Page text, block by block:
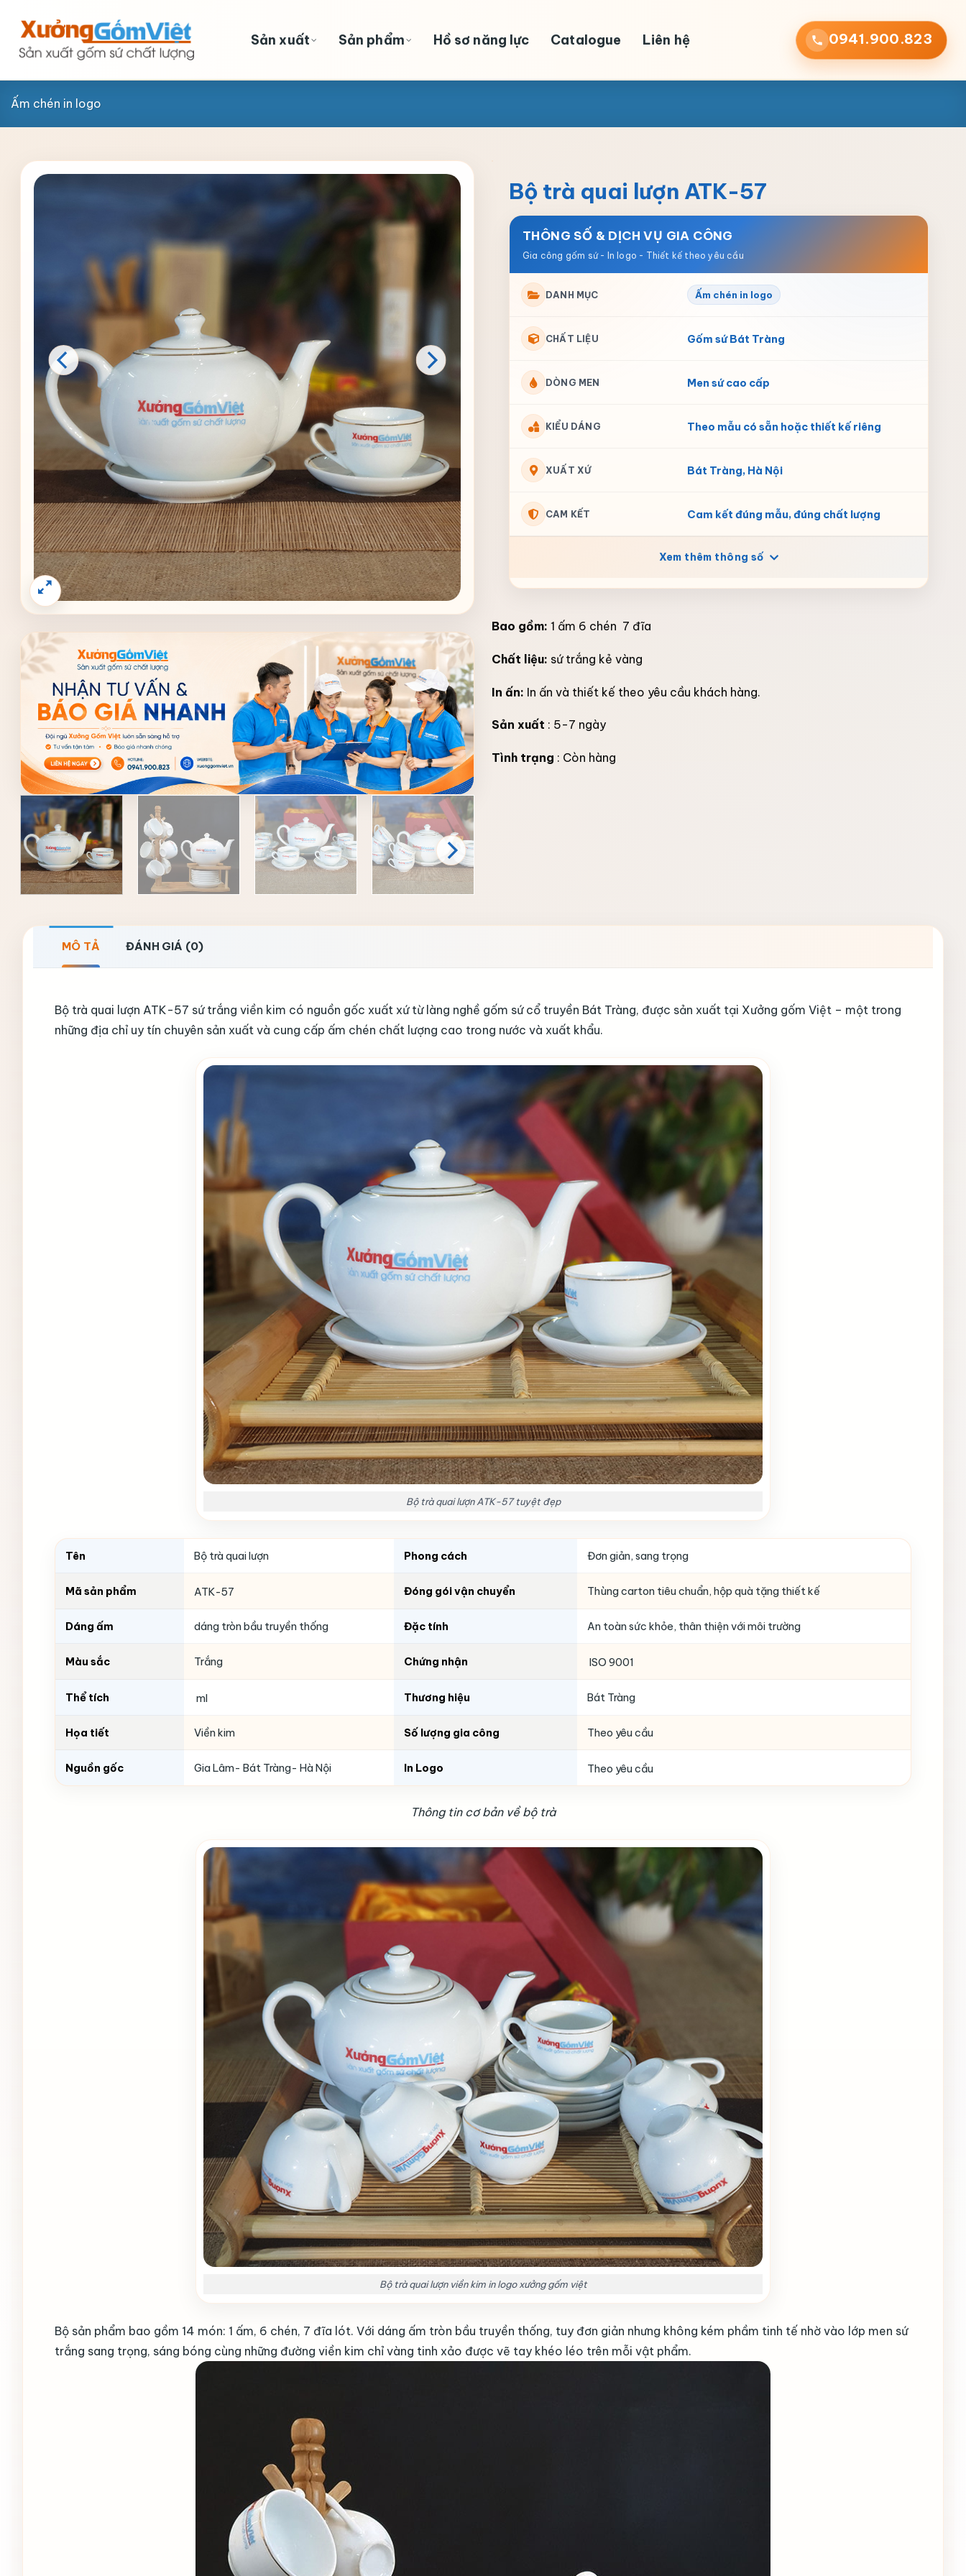
content
Sản xuất Sản phẩm Hồ sơ năng lực Catalogue Liên hệ 0941.900.823
Ấm chén in logo
Bộ trà quai lượn ATK-57
THÔNG SỐ & DỊCH VỤ GIA CÔNG
DANH MỤC Ấm chén in logo
CHẤT LIỆU Gốm sứ Bát Tràng
DÒNG MEN Men sứ cao cấp
KIỂU DÁNG Theo mẫu có sẵn hoặc thiết kế riêng
XUẤT XỨ Bát Tràng, Hà Nội
CAM KẾT Cam kết đúng mẫu, đúng chất lượng
Xem thêm thông số
Bao gồm: 1 ấm 6 chén 7 đĩa
Chất liệu: sứ trắng kẻ vàng
In ấn: In ấn và thiết kế theo yêu cầu khách hàng.
Sản xuất : 5-7 ngày
Tình trạng : Còn hàng
MÔ TẢ ĐÁNH GIÁ (0)
Bộ trà quai lượn ATK-57 sứ trắng viền kim có nguồn gốc xuất xứ từ làng nghề gốm sứ cổ truyền Bát Tràng, được sản xuất tại Xưởng gốm Việt – một trong
những địa chỉ uy tín chuyên sản xuất và cung cấp ấm chén chất lượng cao trong nước và xuất khẩu.
Bộ trà quai lượn ATK-57 tuyệt đẹp
Tên Bộ trà quai lượn Phong cách Đơn giản, sang trọng
Mã sản phẩm ATK-57 Đóng gói vận chuyển Thùng carton tiêu chuẩn, hộp quà tặng thiết kế
Dáng ấm dáng tròn bầu truyền thống Đặc tính An toàn sức khỏe, thân thiện với môi trường
Màu sắc Trắng Chứng nhận ISO 9001
Thể tích ml Thương hiệu Bát Tràng
Họa tiết Viền kim Số lượng gia công Theo yêu cầu
Nguồn gốc Gia Lâm- Bát Tràng- Hà Nội In Logo Theo yêu cầu
Thông tin cơ bản về bộ trà
Bộ trà quai lượn viền kim in logo xưởng gốm việt
Bộ sản phẩm bao gồm 14 món: 1 ấm, 6 chén, 7 đĩa lót. Với dáng ấm tròn bầu truyền thống, tuy đơn giản nhưng không kém phầm tinh tế nhờ vào lớp men sứ
trắng sang trọng, sáng bóng cùng những đường viền kim chỉ vàng tinh xảo được vẽ tay khéo léo trên mỗi vật phẩm.